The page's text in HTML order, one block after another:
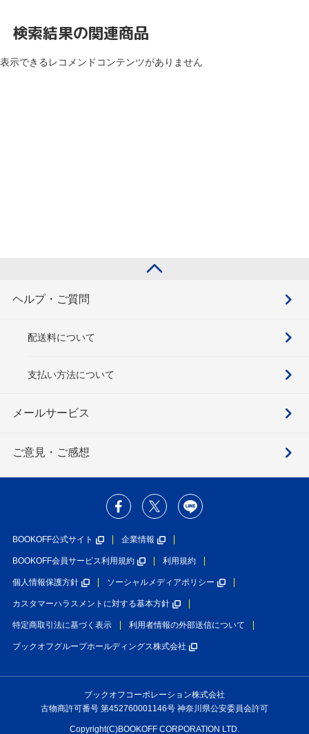
検索結果の関連商品
表示できるレコメンドコンテンツがありません
ヘルプ・ご質問
配送料について
支払い方法について
メールサービス
ご意見・ご感想
BOOKOFF公式サイト 企業情報
BOOKOFF会員サービス利用規約 利用規約
個人情報保護方針 ソーシャルメディアポリシー
カスタマーハラスメントに対する基本方針
特定商取引法に基づく表示 利用者情報の外部送信について
ブックオフグループホールディングス株式会社
ブックオフコーポレーション株式会社
古物商許可番号 第452760001146号 神奈川県公安委員会許可
Copyright(C)BOOKOFF CORPORATION LTD.